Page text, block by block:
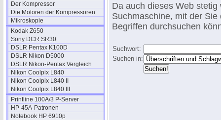
Der Kompressor
Die Motoren der Kompressoren
Mikroskopie
Kodak Z650
Sony DCR SR30
DSLR Pentax K100D
DSLR Nikon D5000
DSLR Nikon-Pentax Vergleich
Nikon Coolpix L840
Nikon Coolpix L840 II
Nikon Coolpix L840 III
Printline 100A/3 P-Server
HP-45A-Patronen
Notebook HP 6910p
Da auch dieses Web
Suchmaschine, mit der
Begriffen durchsuchen
Suchwort:
Suchen in: